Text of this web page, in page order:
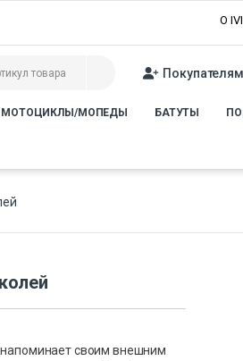
О IVI
Покупателям
МОТОЦИКЛЫ/МОПЕДЫ БАТУТЫ
своим внешним